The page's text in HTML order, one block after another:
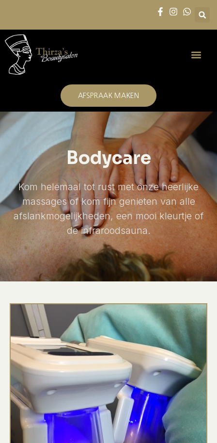
AFSPRAAK MAKEN
Bodycare
Kom helemaal tot rust met onze heerlijke
massages of kom fijn genieten van alle
afslankmogelijkheden, een mooi kleurtje of
de infraroodsauna.